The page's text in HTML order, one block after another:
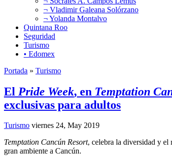
¬ Vladimir Galeana Solórzano
¬ Yolanda Montalvo
Quintana Roo
Seguridad
Turismo
• Edomex
Portada » Turismo
El Pride Week, en Temptation
exclusivas para adultos
Turismo viernes 24, May 2019
Temptation Cancún Resort, celebra la diversidad y
gran ambiente a Cancún.